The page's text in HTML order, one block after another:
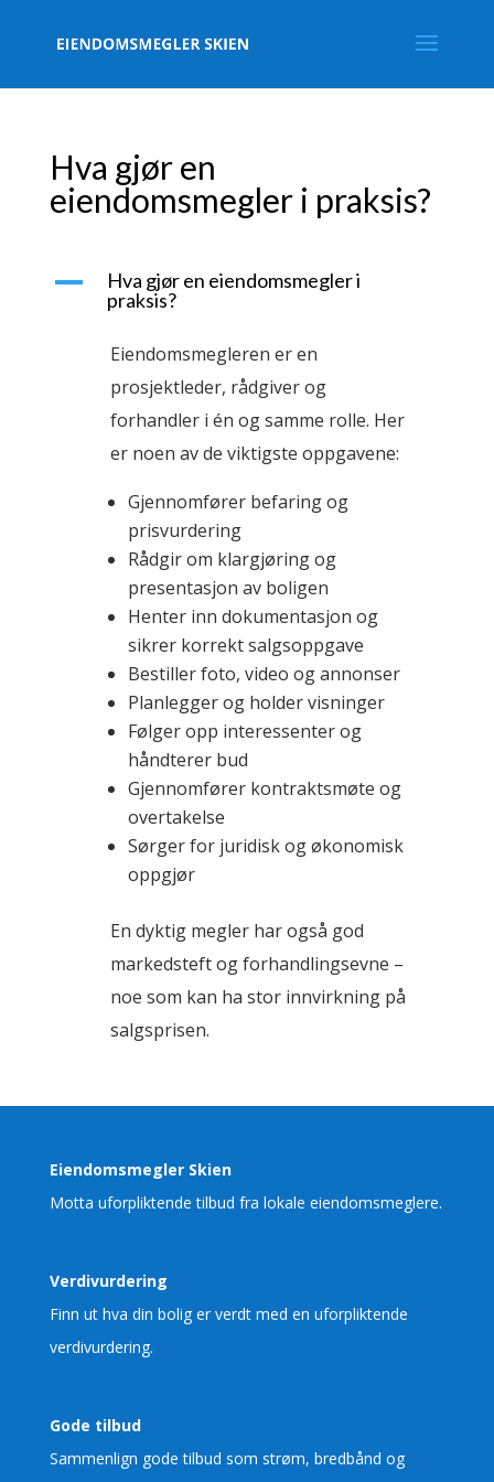
Hva gjør en
eiendomsmegler i praksis?
A
Hva gjør en eiendomsmegler i
praksis?
Eiendomsmegleren er en
prosjektleder, rådgiver og
forhandler i én og samme rolle. Her
er noen av de viktigste oppgavene:
Gjennomfører befaring og
prisvurdering
Rådgir om klargjøring og
presentasjon av boligen
Henter inn dokumentasjon og
sikrer korrekt salgsoppgave
Bestiller foto, video og annonser
Planlegger og holder visninger
Følger opp interessenter og
håndterer bud
Gjennomfører kontraktsmøte og
overtakelse
Sørger for juridisk og økonomisk
oppgjør
En dyktig megler har også god
markedsteft og forhandlingsevne –
noe som kan ha stor innvirkning på
salgsprisen.
Eiendomsmegler Skien
Motta uforpliktende tilbud fra lokale eiendomsmeglere.
Verdivurdering
Finn ut hva din bolig er verdt med en uforpliktende
verdivurdering.
Gode tilbud
Sammenlign gode tilbud som strøm, bredbånd og